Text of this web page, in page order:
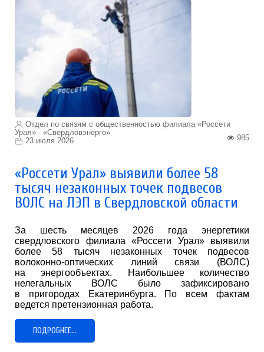
Отдел по связям с общественностью филиала «Россети
Урал» - «Свердловэнерго»
23 июля 2026
985
«Россети Урал» выявили более 58
тысяч незаконных точек подвесов
ВОЛС на ЛЭП в Свердловской области
За шесть месяцев 2026 года энергетики
свердловского филиала «Россети Урал» выявили
более 58 тысяч незаконных точек подвесов
волоконно-оптических линий связи (ВОЛС)
на энергообъектах. Наибольшее количество
нелегальных ВОЛС было зафиксировано
в пригородах Екатеринбурга. По всем фактам
ведется претензионная работа.
ПОДРОБНЕЕ...